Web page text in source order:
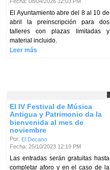
El Ayuntamiento abre del 8 al 10 de
abril la preinscripción para dos
talleres con plazas limitadas y
material incluido.
Leer más
El IV Festival de Música
Antigua y Patrimonio da la
bienvenida al mes de
noviembre
Por: El Decano
Fecha: 25/10/2023 12:19 PM
Las entradas serán gratuitas hasta
completar aforo y en el caso de la